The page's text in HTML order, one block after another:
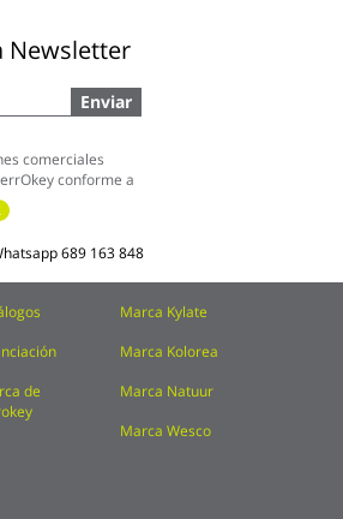
Newsletter
Enviar
comerciales
conforme a
689 163 848
de
Marca Kylate
Marca Kolorea
Marca Natuur
Marca Wesco